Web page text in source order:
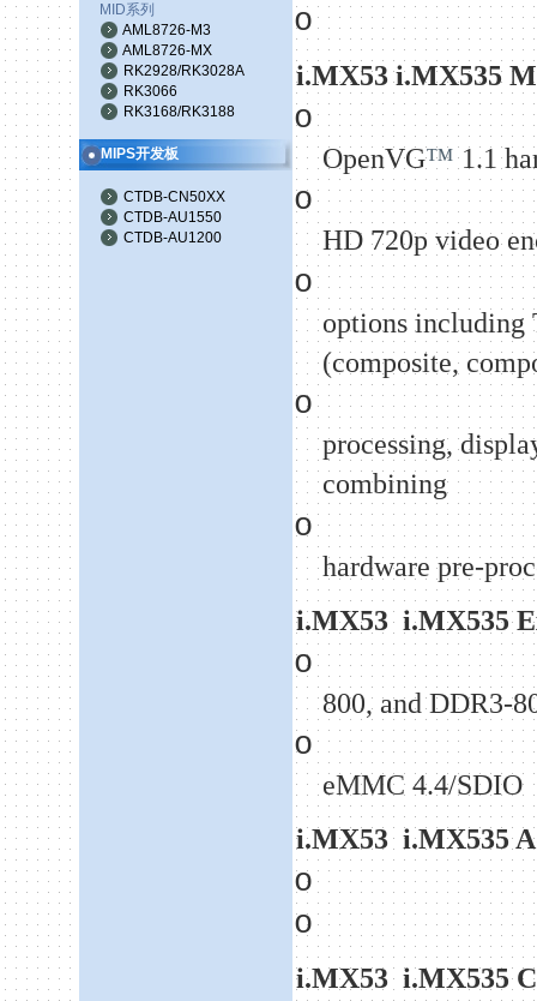
MID系列
AML8726-M3
AML8726-MX
RK2928/RK3028A
RK3066
RK3168/RK3188
MIPS开发板
CTDB-CN50XX
CTDB-AU1550
CTDB-AU1200
o
i.MX53 i.MX535
o
OpenVG™1.1
o
HD 720p video
o
options including
(composite,
o
processing,
combining
o
hardware pre-
i.MX53 i.MX535
o
800, and DDR3-
o
eMMC 4.4/SDIO
i.MX53 i.MX535
o
o
i.MX53 i.MX535